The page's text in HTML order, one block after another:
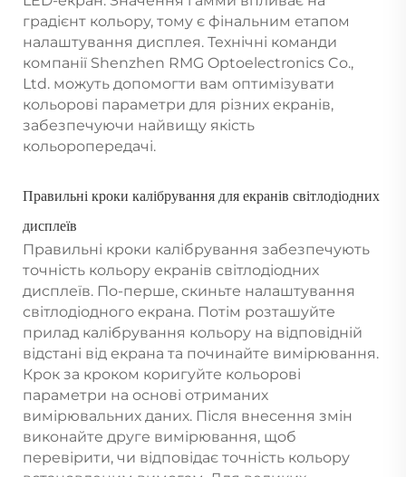
градієнт кольору, тому є фінальним етапом
налаштування дисплея. Технічні команди
компанії Shenzhen RMG Optoelectronics Co.,
Ltd. можуть допомогти вам оптимізувати
кольорові параметри для різних екранів,
забезпечуючи найвищу якість
кольоропередачі.
Правильні кроки калібрування для екранів світлодіодних
дисплеїв
Правильні кроки калібрування забезпечують
точність кольору екранів світлодіодних
дисплеїв. По-перше, скиньте налаштування
світлодіодного екрана. Потім розташуйте
прилад калібрування кольору на відповідній
відстані від екрана та починайте вимірювання.
Крок за кроком коригуйте кольорові
параметри на основі отриманих
вимірювальних даних. Після внесення змін
виконайте друге вимірювання, щоб
перевірити, чи відповідає точність кольору